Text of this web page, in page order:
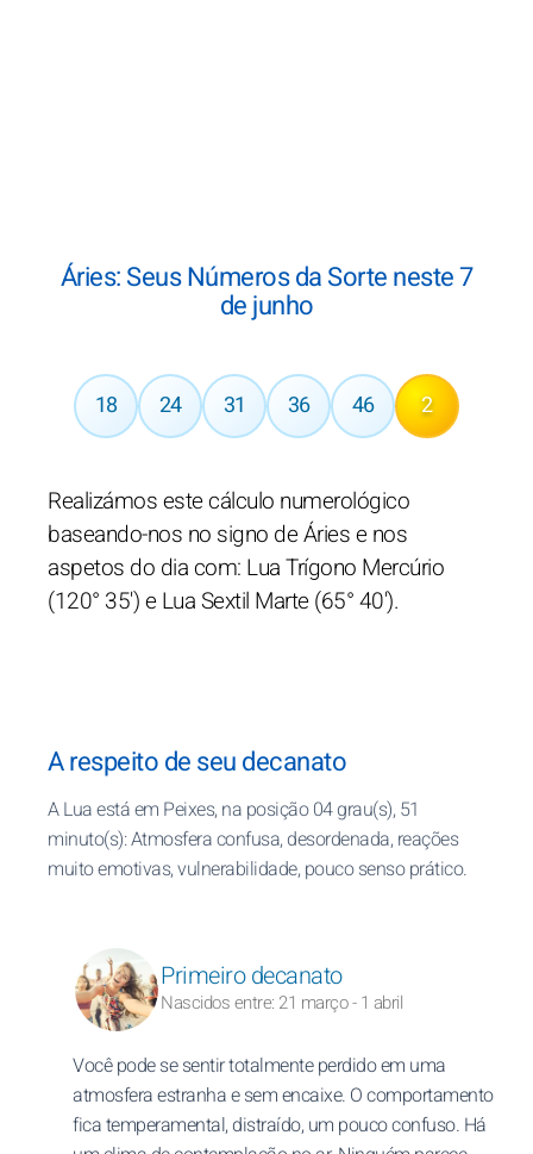
Áries: Seus Números da Sorte neste 7
de junho
18 24 31 36 46 2
Realizámos este cálculo numerológico
baseando-nos no signo de Áries e nos
aspetos do dia com: Lua Trígono Mercúrio
(120° 35') e Lua Sextil Marte (65° 40').
A respeito de seu decanato
A Lua está em Peixes, na posição 04 grau(s), 51
minuto(s): Atmosfera confusa, desordenada, reações
muito emotivas, vulnerabilidade, pouco senso prático.
Primeiro decanato
Nascidos entre: 21 março - 1 abril
Você pode se sentir totalmente perdido em uma
atmosfera estranha e sem encaixe. O comportamento
fica temperamental, distraído, um pouco confuso. Há